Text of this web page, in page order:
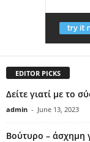
EDITOR PICKS
Δείτε γιατί με το
admin - June 13, 2023
Βούτυρο – άσχημη